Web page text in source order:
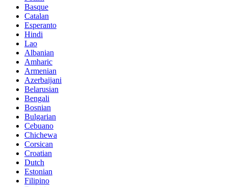
Basque
Catalan
Esperanto
Hindi
Lao
Albanian
Amharic
Armenian
Azerbaijani
Belarusian
Bengali
Bosnian
Bulgarian
Cebuano
Chichewa
Corsican
Croatian
Dutch
Estonian
Filipino